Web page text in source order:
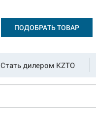
ПОДОБРАТЬ ТОВАР
Стать дилером KZTO